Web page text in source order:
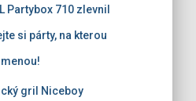
Partybox 710 zlevnil
si párty, na kterou
gril Niceboy